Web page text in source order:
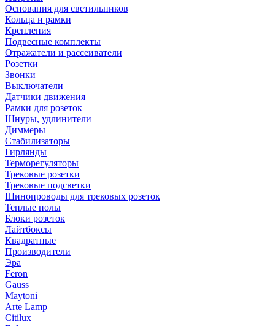
Основания для светильников
Кольца и рамки
Крепления
Подвесные комплекты
Отражатели и рассеиватели
Розетки
Звонки
Выключатели
Датчики движения
Рамки для розеток
Шнуры, удлинители
Диммеры
Стабилизаторы
Гирлянды
Терморегуляторы
Трековые розетки
Трековые подсветки
Шинопроводы для трековых розеток
Теплые полы
Блоки розеток
Лайтбоксы
Квадратные
Производители
Эра
Feron
Gauss
Maytoni
Arte Lamp
Citilux